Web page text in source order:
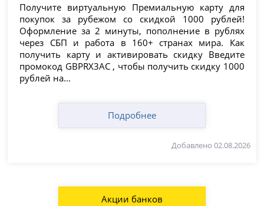
Получите виртуальную Премиальную карту для
покупок за рубежом со скидкой 1000 рублей!
Оформление за 2 минуты, пополнение в рублях
через СБП и работа в 160+ странах мира. Как
получить карту и активировать скидку Введите
промокод GBPRX3AC , чтобы получить скидку 1000
рублей на...
Подробнее
Добавлено 02.08.2026
Акции банков